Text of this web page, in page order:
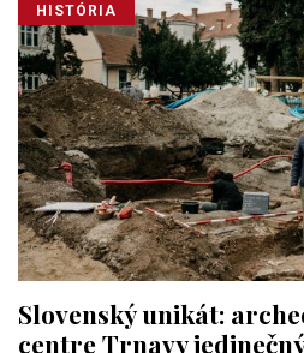
HISTÓRIA
Slovenský unikát:
centre Trnavy